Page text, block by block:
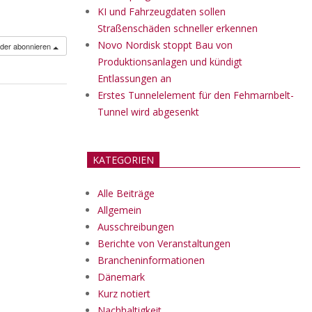
abonnieren
KI und Fahrzeugdaten sollen
Straßenschäden schneller erkennen
Novo Nordisk stoppt Bau von
Produktionsanlagen und kündigt
Entlassungen an
Erstes Tunnelelement für den Fehmarnbelt-
Tunnel wird abgesenkt
KATEGORIEN
Alle Beiträge
Allgemein
Ausschreibungen
Berichte von Veranstaltungen
Brancheninformationen
Dänemark
Kurz notiert